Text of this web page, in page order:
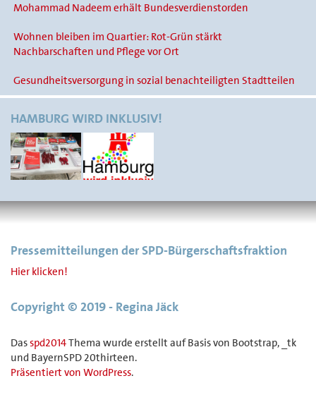
Mohammad Nadeem erhält Bundesverdienstorden
Wohnen bleiben im Quartier: Rot-Grün stärkt
Nachbarschaften und Pflege vor Ort
Gesundheitsversorgung in sozial benachteiligten Stadtteilen
HAMBURG WIRD INKLUSIV!
Pressemitteilungen der SPD-Bürgerschaftsfraktion
Hier klicken!
Copyright © 2019 - Regina Jäck
Dasspd2014Thema wurde erstellt auf Basis von Bootstrap, _tk
und BayernSPD 20thirteen.
Präsentiert von WordPress.